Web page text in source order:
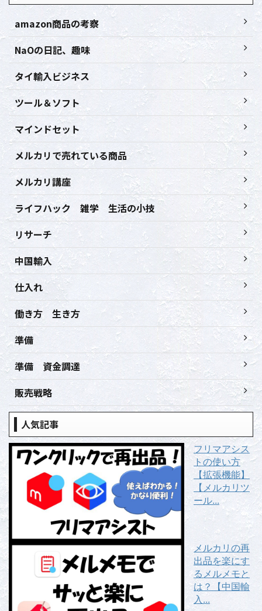
amazon商品の考察
NaOの日記、趣味
タイ輸入ビジネス
ツール＆ソフト
マインドセット
メルカリで売れている商品
メルカリ講座
ライフハック 雑学 生活の小技
リサーチ
中国輸入
仕入れ
働き方 生き方
準備
準備 資金調達
販売戦略
人気記事
フリマアシス
トの使い方
【拡張機能】
【メルカリツ
ール...
メルカリの再
出品を楽にす
るメルメモと
は？【中国輸
入...